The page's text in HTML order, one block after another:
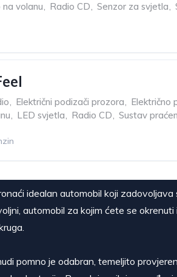
volanu, Radio CD, Senzor za svjetla,
Električni podizači prozora Električno
LED svjetla Radio CD Sustav
idealan automobil koji
automobil za kojim ćete se okrenuti
pomno je odabran, temeljito